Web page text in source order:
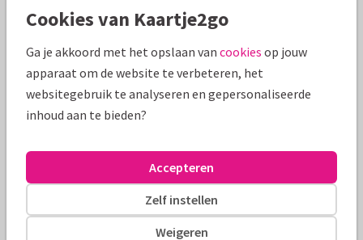
Productinformatie
achtergrondkleur om de vlakjes een andere kleur te geven of
verander de quotes!
Alle kaarten zijn helemaal naar wens aan te passen
Manique
Formaten en tarieven
Cookies van Kaartje2go
Ga je akkoord met het opslaan van cookies op jouw
apparaat om de website te verbeteren, het
websitegebruik te analyseren en gepersonaliseerde
inhoud aan te bieden?
Weigeren
Zelf instellen
Accepteren